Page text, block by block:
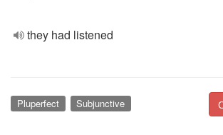
they had listened
Pluperfect Subjunctive